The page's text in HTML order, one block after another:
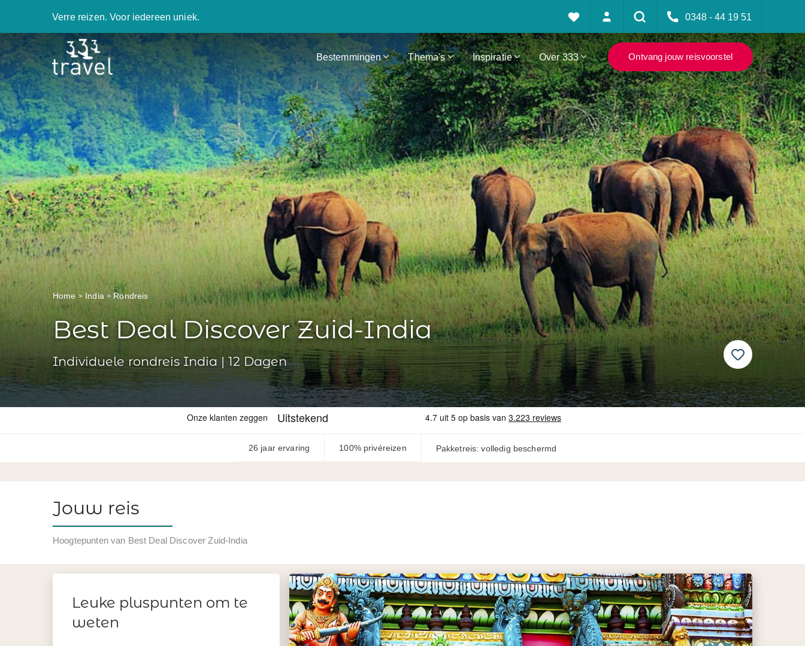
Verre reizen. Voor iedereen uniek. 0348 - 44 19 51
Bestemmingen Thema's Inspiratie Over 333 Ontvang jouw reisvoorstel
Home India Rondreis
Best Deal Discover Zuid-India
Individuele rondreis India | 12 Dagen
26 jaar ervaring 100% privéreizen Pakketreis: volledig beschermd
Jouw reis
Hoogtepunten van Best Deal Discover Zuid-India
Leuke pluspunten om te
weten